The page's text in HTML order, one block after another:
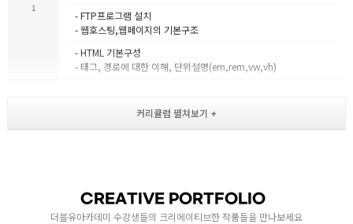
1
- FTP프로그램 설치
- 웹호스팅,웹페이지의 기본구조
- HTML 기본구성
- 태그, 경로에 대한 이해, 단위설명(em,rem,vw,vh)
- 폼관련 요소 및 주요속성
HTML, CSS 활용
CREATIVE PORTFOLIO
더블유아카데미 수강생들의 크리에이티브한 작품들을 만나보세요